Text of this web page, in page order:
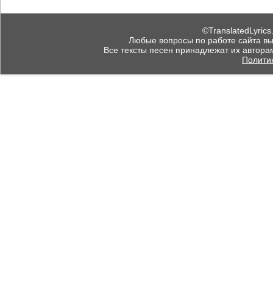
Любые вопросы по работе сайта
Все тексты песен принадлежат их